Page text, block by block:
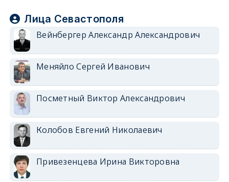
Лица Севастополя
Вейнбергер Александр Александрович
Меняйло Сергей Иванович
Посметный Виктор Александрович
Колобов Евгений Николаевич
Привезенцева Ирина Викторовна